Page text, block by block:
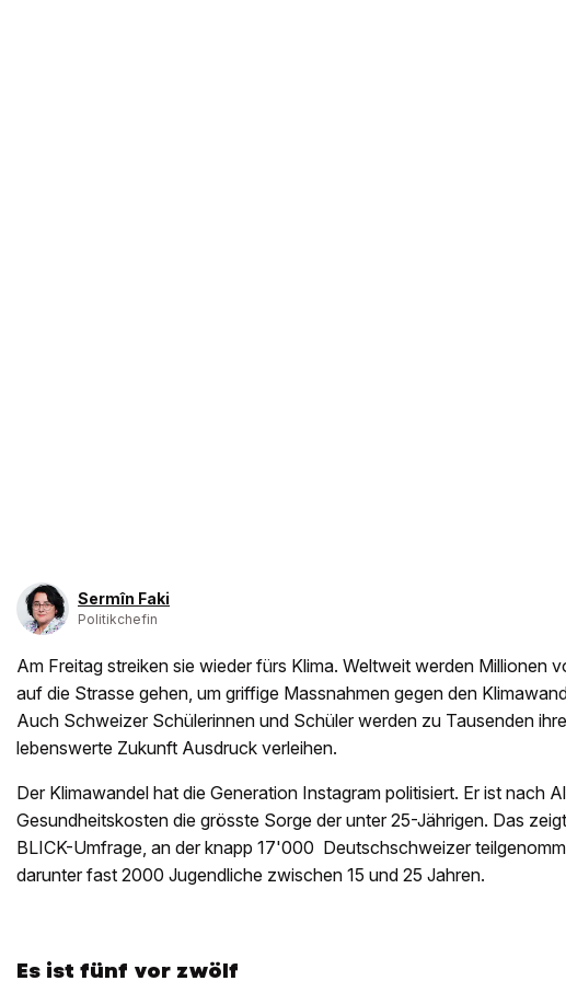
Sermîn Faki
Politikchefin
Am Freitag streiken sie wieder fürs Klima. Weltweit werden Millionen
auf die Strasse gehen, um griffige Massnahmen gegen den
Auch Schweizer Schülerinnen und Schüler werden zu Tausenden
lebenswerte Zukunft Ausdruck verleihen.
Der Klimawandel hat die Generation Instagram politisiert. Er ist nach
Gesundheitskosten die grösste Sorge der unter 25-Jährigen. Das
BLICK-Umfrage, an der knapp 17'000 Deutschschweizer
darunter fast 2000 Jugendliche zwischen 15 und 25 Jahren.
Es ist fünf vor zwölf